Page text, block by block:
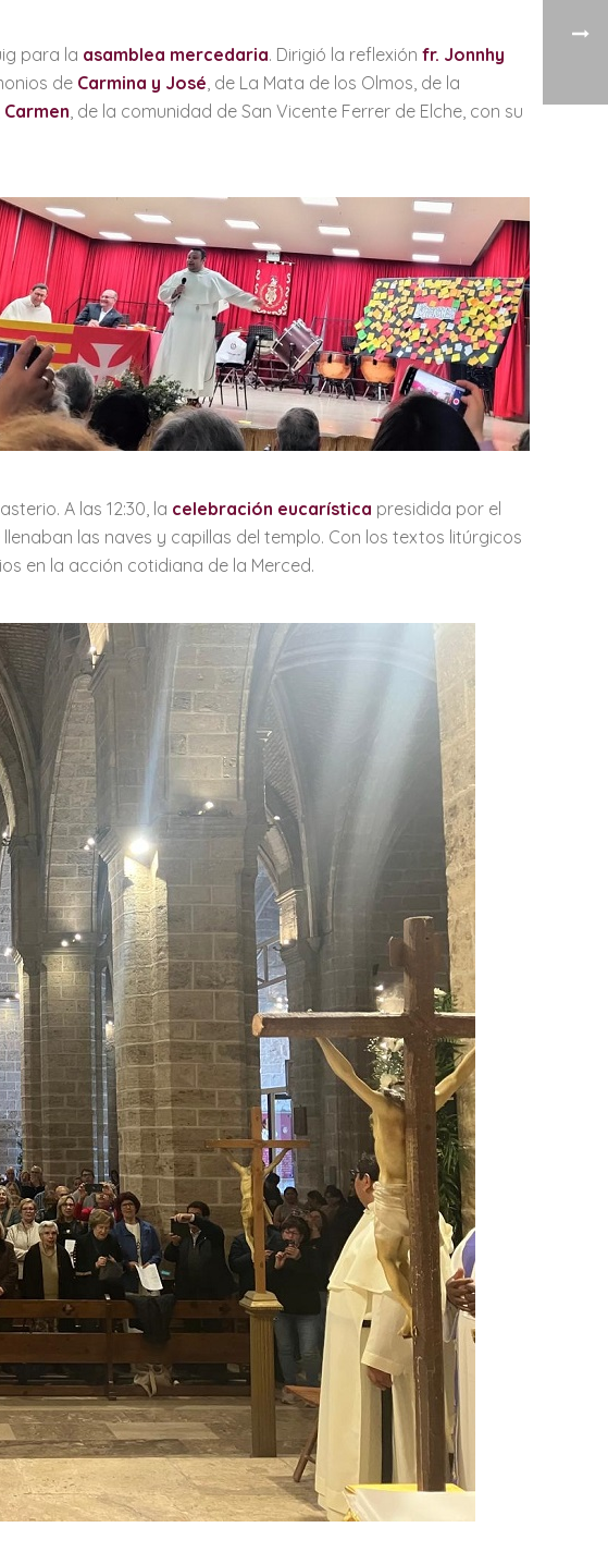
para la asamblea mercedaria. Dirigió la reflexión fr. Jonnhy
de Carmina y José, de La Mata de los Olmos, de la
Carmen, de la comunidad de San Vicente Ferrer de Elche, con su
A las 12:30, la celebración eucarística presidida por el
las naves y capillas del templo. Con los textos litúrgicos
en la acción cotidiana de la Merced.